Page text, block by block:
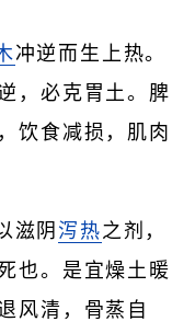
冲逆而生上热。
，必克胃土。脾
饮食减损，肌肉
滋阴泻热之剂，
也。是宜燥土暖
风清，骨蒸自